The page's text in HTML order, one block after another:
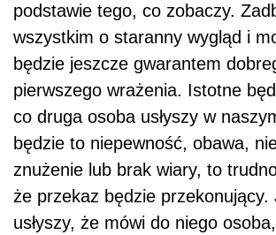
podstawie tego, co zobaczy.
wszystkim o staranny wygląd i
będzie jeszcze gwarantem
pierwszego wrażenia. Istotne
co druga osoba usłyszy w
będzie to niepewność, obawa,
znużenie lub brak wiary, to
że przekaz będzie przekonujący.
usłyszy, że mówi do niego